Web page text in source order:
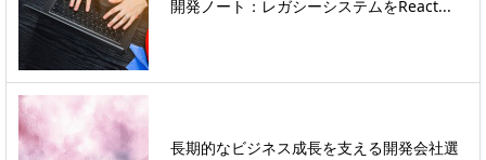
開発ノート：レガシーシステムをReact...
長期的なビジネス成長を支える開発会社選